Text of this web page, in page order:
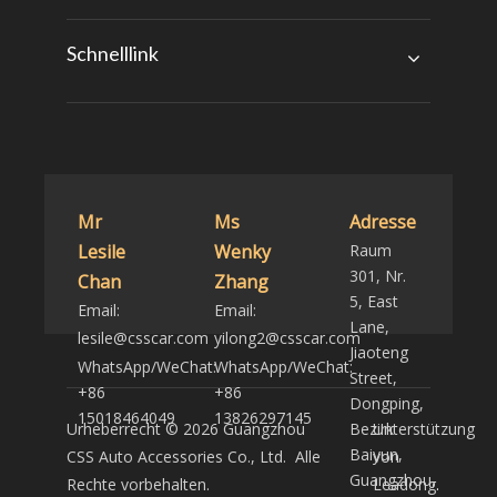
Schnelllink
Mr
Lesile
Chan
Email:
lesile@csscar.com
WhatsApp/WeChat:
+86
15018464049
Ms
Wenky
Zhang
Email:
yilong2@csscar.com
WhatsApp/WeChat:
+86
13826297145
Adresse
Raum
301, Nr.
5, East
Lane,
Jiaoteng
Street,
Dongping,
Bezirk
Baiyun,
Guangzhou,
Urheberrecht © 2026Guangzhou
CSS Auto Accessories Co., Ltd. Alle
Rechte vorbehalten.
Unterstützung
von
Leadong.